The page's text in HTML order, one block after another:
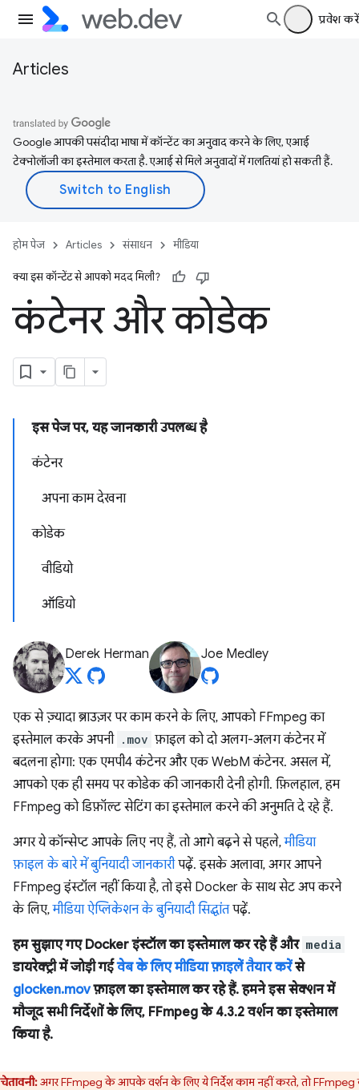
प्रवेश करें
Articles
Google आपकी पसंदीदा भाषा में कॉन्टेंट का अनुवाद करने के लिए, एआई
टेक्नोलॉजी का इस्तेमाल करता है. एआई से मिले अनुवादों में गलतियां हो सकती हैं.
होम पेज Articles संसाधन मीडिया
क्या इस कॉन्टेंट से आपको मदद मिली?
कंटेनर और कोडेक
इस पेज पर, यह जानकारी उपलब्ध है
कंटेनर
अपना काम देखना
कोडेक
वीडियो
ऑडियो
Derek Herman Joe Medley
एक से ज़्यादा ब्राउज़र पर काम करने के लिए, आपको FFmpeg का
इस्तेमाल करके अपनी .mov फ़ाइल को दो अलग-अलग कंटेनर में
बदलना होगा: एक एमपी4 कंटेनर और एक WebM कंटेनर. असल में,
आपको एक ही समय पर कोडेक की जानकारी देनी होगी. फ़िलहाल, हम
FFmpeg को डिफ़ॉल्ट सेटिंग का इस्तेमाल करने की अनुमति दे रहे हैं.
अगर ये कॉन्सेप्ट आपके लिए नए हैं, तो आगे बढ़ने से पहले,मीडिया
फ़ाइल के बारे में बुनियादी जानकारीपढ़ें. इसके अलावा, अगर आपने
FFmpeg इंस्टॉल नहीं किया है, तो इसे Docker के साथ सेट अप करने
के लिए,मीडिया ऐप्लिकेशन के बुनियादी सिद्धांतपढ़ें.
हम सुझाए गए Docker इंस्टॉल का इस्तेमाल कर रहे हैं और media
डायरेक्ट्री में जोड़ी गईवेब के लिए मीडिया फ़ाइलें तैयार करेंसे
glocken.movफ़ाइल का इस्तेमाल कर रहे हैं. हमने इस सेक्शन में
मौजूद सभी निर्देशों के लिए, FFmpeg के 4.3.2 वर्शन का इस्तेमाल
किया है.
चेतावनी:अगर FFmpeg के आपके वर्शन के लिए ये निर्देश काम नहीं करते, तो